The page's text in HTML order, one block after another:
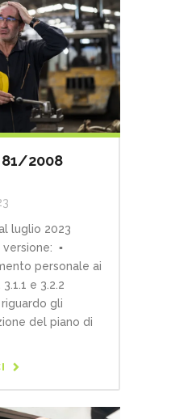
2008
luglio 2023
versione: ▪
personale ai
e 3.2.2
gli
del piano di